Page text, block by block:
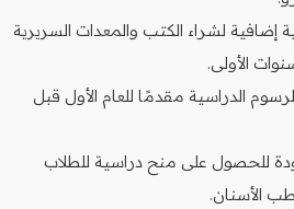
لشراء الكتب والمعدات السريرية
الأولى.
الدراسية مقدمًا للعام الأول قبل
للحصول على منح دراسية للطلاب
الأسنان.